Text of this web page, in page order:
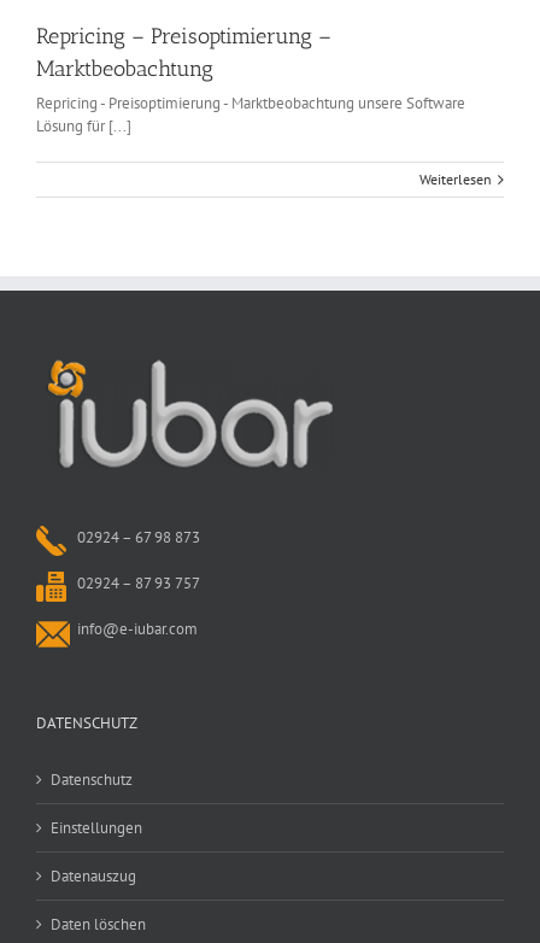
Repricing – Preisoptimierung –
Marktbeobachtung
Repricing - Preisoptimierung - Marktbeobachtung unsere Software
Lösung für [...]
Weiterlesen
02924 – 67 98 873
02924 – 87 93 757
info@e-iubar.com
DATENSCHUTZ
Datenschutz
Einstellungen
Datenauszug
Daten löschen